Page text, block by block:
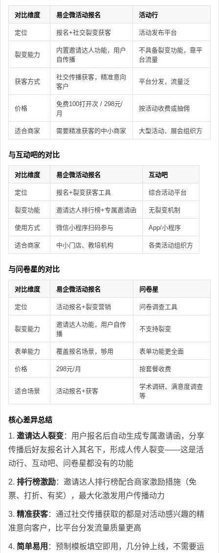
对比维度 易企微活动报名 活动行
定位 报名+社交裂变获客 活动发布平台
裂变能力
内置邀请达人功能，用户
自传播
不具备裂变功能，靠平
台流量
获客方式
社交传播获客，精准意向
客户
平台分发，流量泛
价格
免费100打开次 / 298元/
月
按活动收费或抽佣
适合商家 需要精准获客的中小商家 大型活动、展会组织方
与互动吧的对比
对比维度 易企微活动报名 互动吧
定位 报名+裂变获客工具 综合活动平台
裂变功能 邀请达人排行榜+专属邀请函 无裂变机制
使用方式 微信小程序扫码参与 App/小程序
适合商家 中小门店、教培机构 各类活动组织方
与问卷星的对比
对比维度 易企微活动报名 问卷星
定位 活动报名+裂变营销 问卷调查工具
裂变能力
邀请达人功能，用户自传
播
不支持裂变
表单能力 覆盖报名场景，够用 表单功能更全面
价格 298元/月 按套餐收费
适合场景 活动报名+获客
学术调研、满意度调查
等
核心差异总结
1. 邀请达人裂变：用户报名后自动生成专属邀请函，分享
传播后好友报名计入其名下，形成人传人裂变——这是活
动行、互动吧、问卷星都没有的功能
2. 排行榜激励：邀请达人排行榜配合商家激励措施（免
票、打折、有奖），最大化激发用户传播动力
3. 精准获客：通过社交传播获取的都是对活动感兴趣的精
准意向客户，比平台分发流量质量更高
4. 简单易用 ：预制模板填空即用，几分钟上线，不需要运